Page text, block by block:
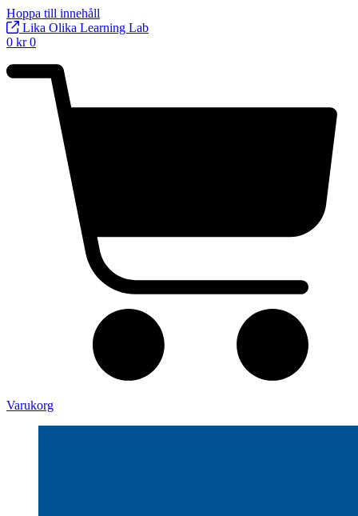
Hoppa till innehåll
Lika Olika Learning Lab
0 kr 0
Varukorg